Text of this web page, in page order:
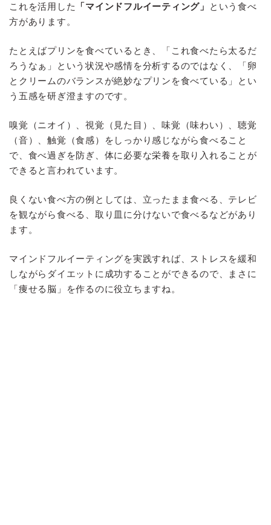
これを活用した 「マインドフルイーティング」
という食べ
方があります。
たとえばプリンを食べているとき、「これ食べたら太るだ
ろうなぁ」という状況や感情を分析するのではなく、「卵
とクリームのバランスが絶妙なプリンを食べている」とい
う五感を研ぎ澄ますのです。
嗅覚（ニオイ）、視覚（見た目）、味覚（味わい）、聴覚
（音）、触覚（食感）をしっかり感じながら食べること
で、食べ過ぎを防ぎ、体に必要な栄養を取り入れることが
できると言われています。
良くない食べ方の例としては、立ったまま食べる、テレビ
を観ながら食べる、取り皿に分けないで食べるなどがあり
ます。
マインドフルイーティングを実践すれば、ストレスを緩和
しながらダイエットに成功することができるので、まさに
「痩せる脳」を作るのに役立ちますね。